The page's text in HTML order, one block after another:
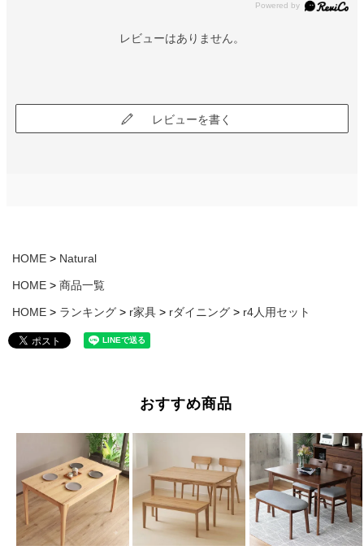
レビューはありません。
レビューを書く
HOME Natural
HOME 商品一覧
HOME ランキング r家具 rダイニング r4人用セット
おすすめ商品